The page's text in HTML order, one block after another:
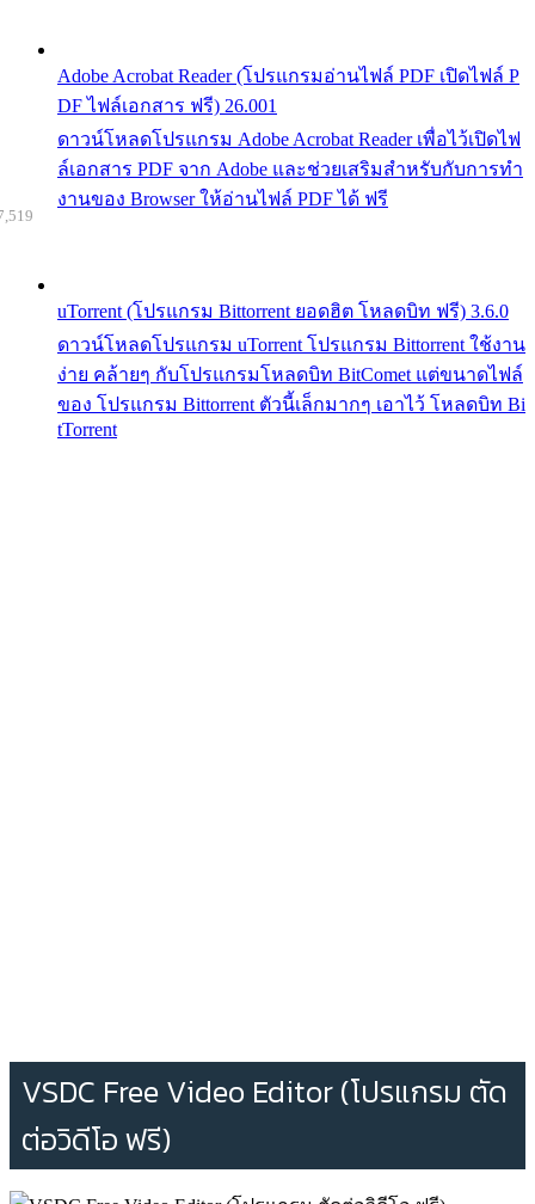
Adobe Acrobat Reader (โปรแกรมอ่านไฟล์ PDF เปิดไฟล์ P
DF ไฟล์เอกสาร ฟรี) 26.001
ดาวน์โหลดโปรแกรม Adobe Acrobat Reader เพื่อไว้เปิดไฟ
ล์เอกสาร PDF จาก Adobe และช่วยเสริมสำหรับกับการทำ
งานของ Browser ให้อ่านไฟล์ PDF ได้ ฟรี
uTorrent (โปรแกรม Bittorrent ยอดฮิต โหลดบิท ฟรี) 3.6.0
ดาวน์โหลดโปรแกรม uTorrent โปรแกรม Bittorrent ใช้งาน
ง่าย คล้ายๆ กับโปรแกรมโหลดบิท BitComet แต่ขนาดไฟล์
ของ โปรแกรม Bittorrent ตัวนี้เล็กมากๆ เอาไว้ โหลดบิท Bi
tTorrent
VSDC Free Video Editor (โปรแกรม ตัด
ต่อวิดีโอ ฟรี)